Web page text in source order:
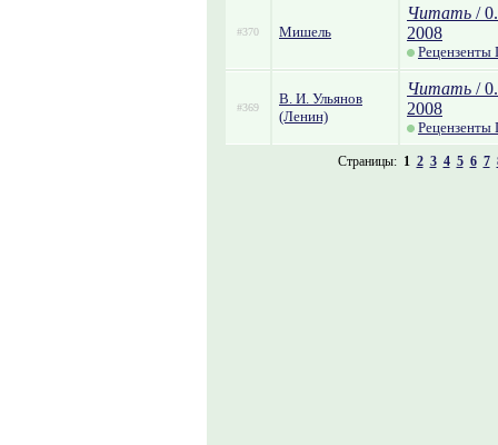
#370 Мишель
Читать /
2008
Рецензенты
#369
В. И. Ульянов
(Ленин)
Читать /
2008
Рецензенты
Страницы: 1 2 3 4 5 6 7